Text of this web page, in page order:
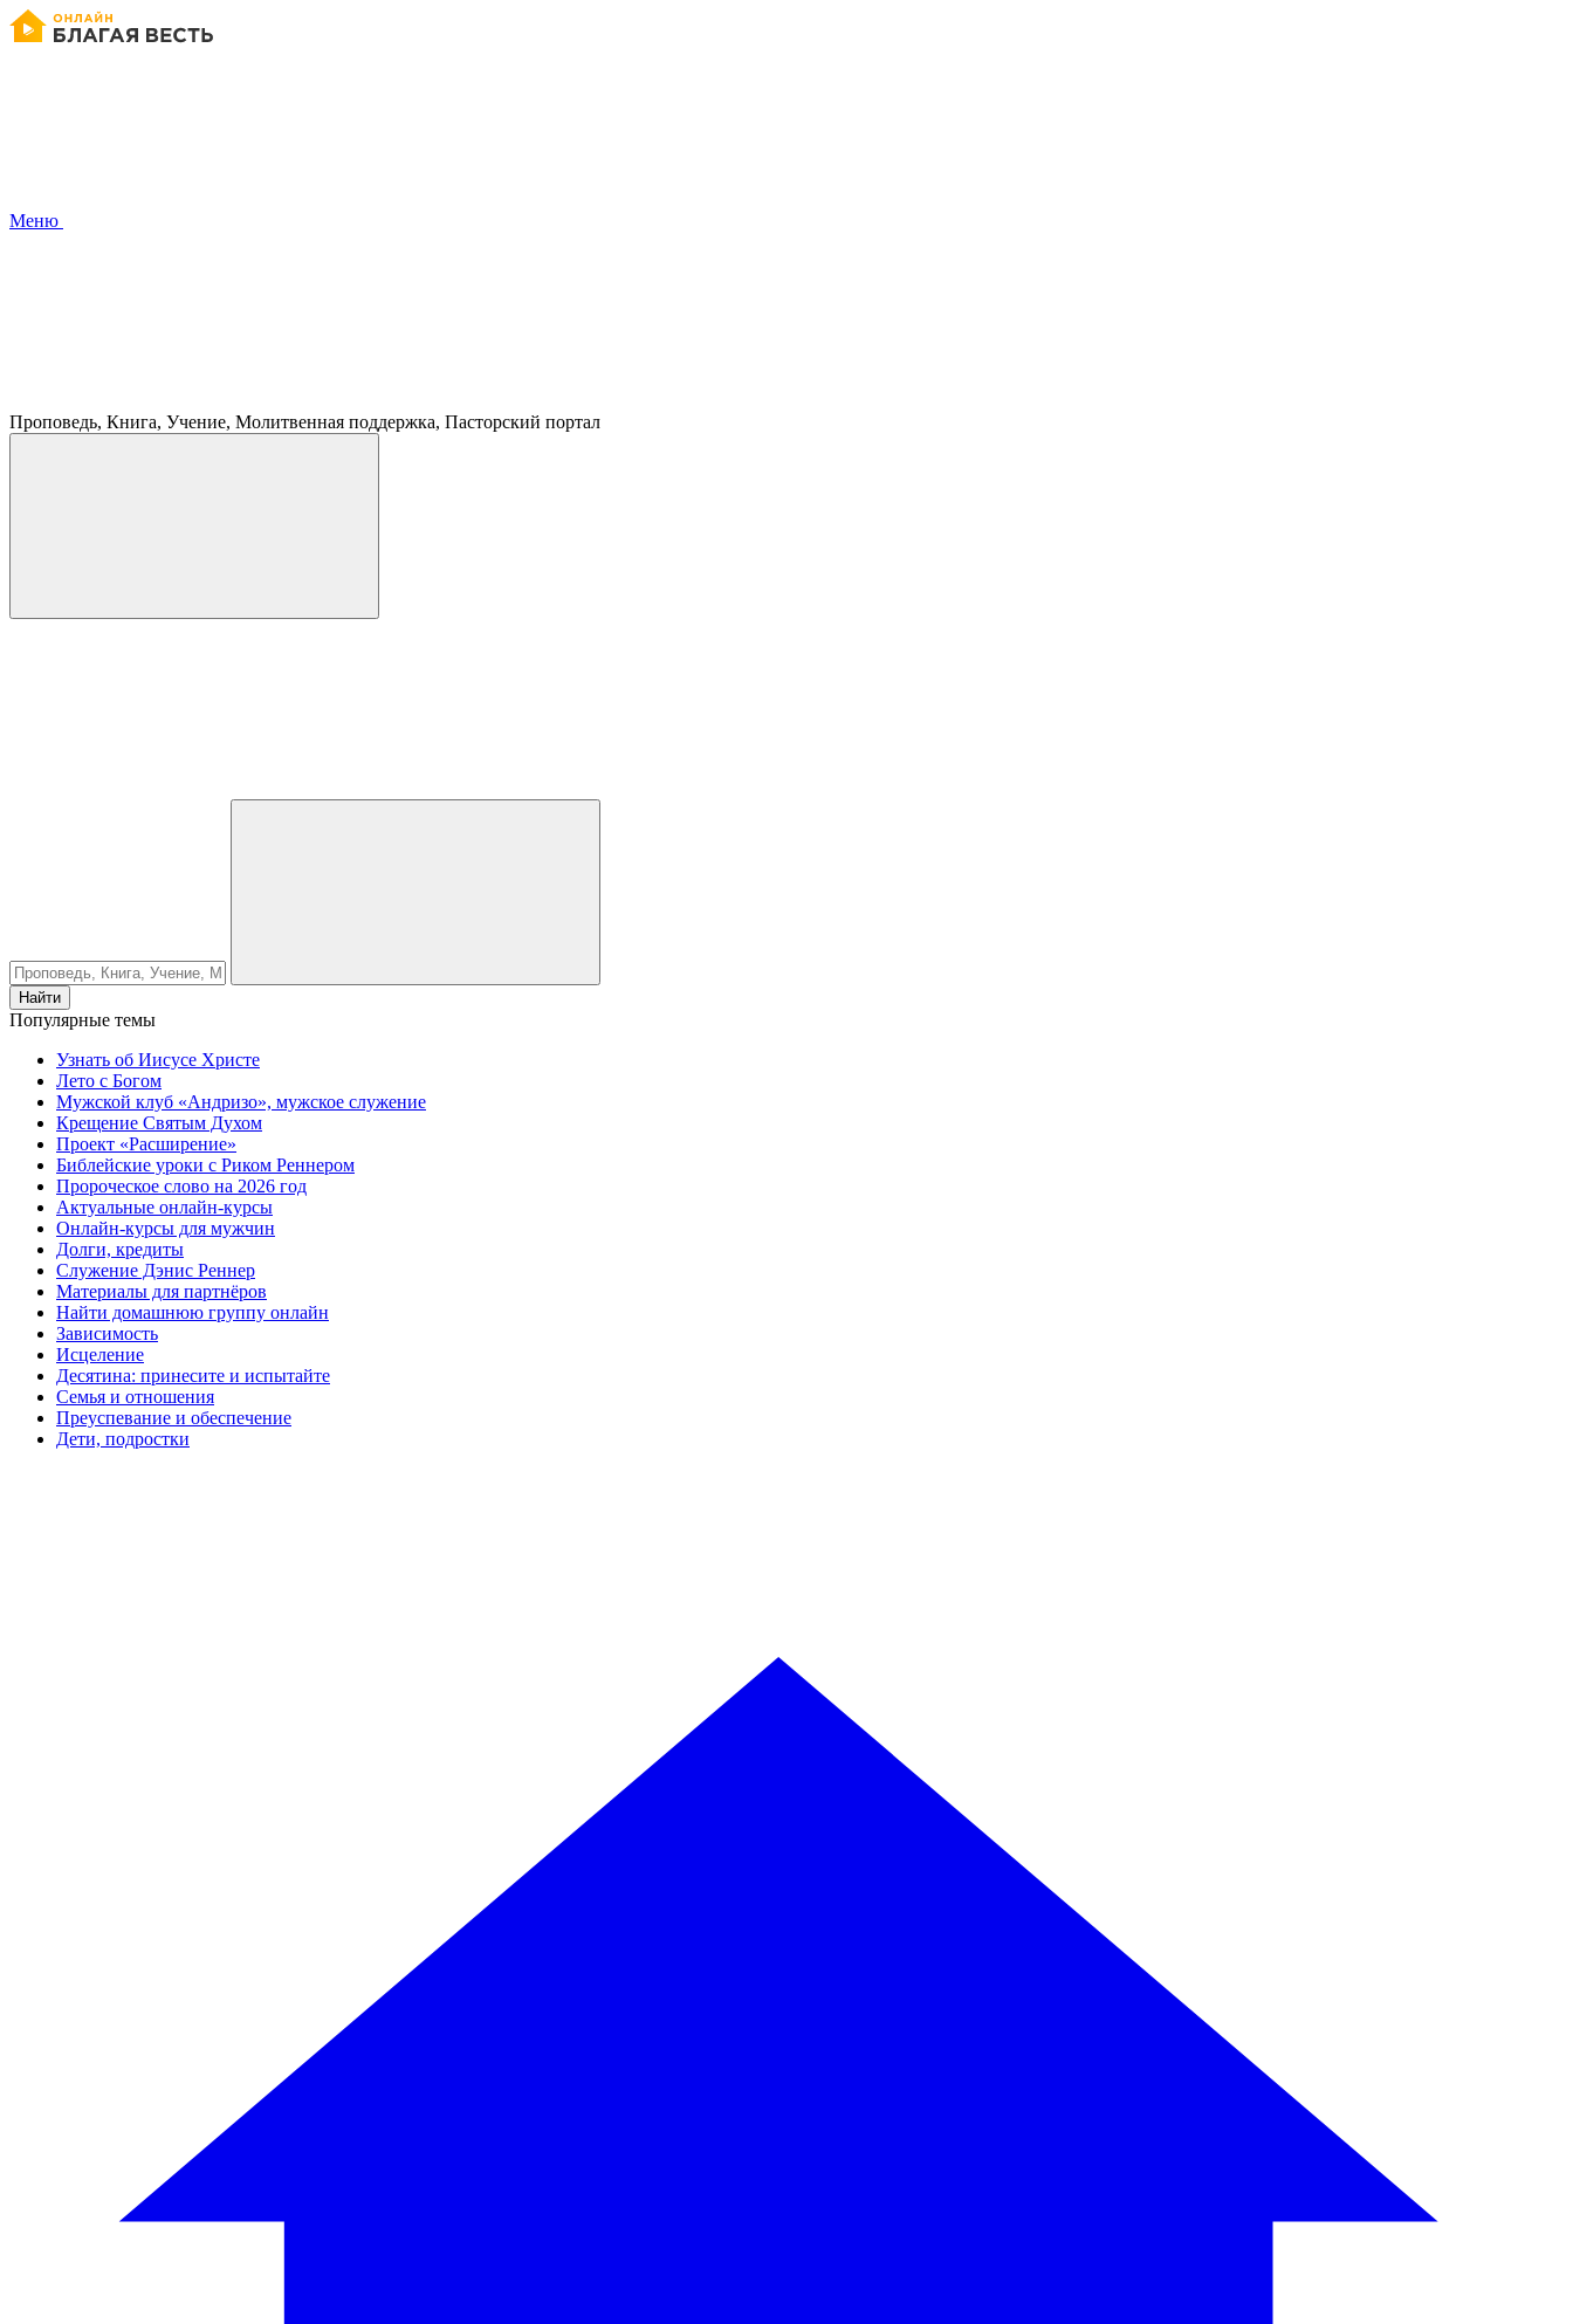
Меню
Проповедь, Книга, Учение, Молитвенная поддержка, Пасторский портал
Найти
Популярные темы
Узнать об Иисусе Христе
Лето с Богом
Мужской клуб «Андризо», мужское служение
Крещение Святым Духом
Проект «Расширение»
Библейские уроки с Риком Реннером
Пророческое слово на 2026 год
Актуальные онлайн-курсы
Онлайн-курсы для мужчин
Долги, кредиты
Служение Дэнис Реннер
Материалы для партнёров
Найти домашнюю группу онлайн
Зависимость
Исцеление
Десятина: принесите и испытайте
Семья и отношения
Преуспевание и обеспечение
Дети, подростки